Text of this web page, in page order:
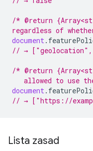
/* @return
regardless of
document.
// →
/* @return
allowed to use
document.
// → ["https://
Lista zasad